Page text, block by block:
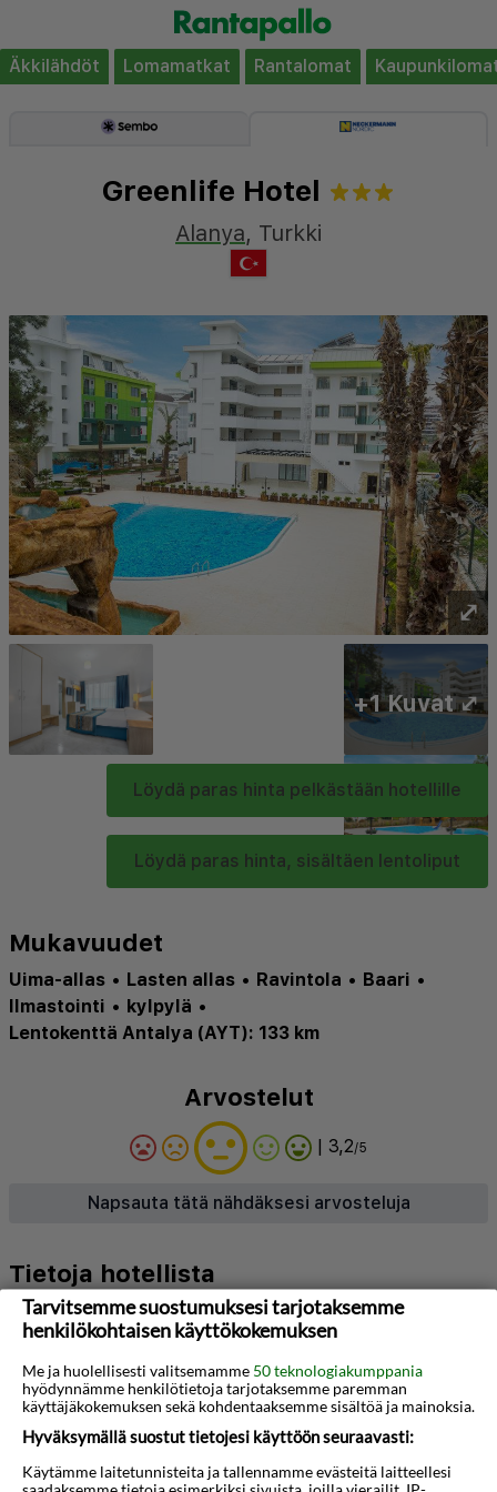
Äkkilähdöt Lomamatkat Rantalomat
Greenlife Hotel
Alanya, Turkki
⤢
Löydä paras hinta pelkästään hotellille
Löydä paras hinta, sisältäen lentoliput
+1 Kuvat ⤢
Mukavuudet
Uima-allas • Lasten allas • Ravintola • Baari •
Ilmastointi • kylpylä •
Lentokenttä Antalya (AYT): 133 km
Arvostelut
| 3,2/5
Napsauta tätä nähdäksesi arvosteluja
Tietoja hotellista
Tosmurissa, rauhallisen Kestelin alueen rajalla ja
aivan Alanyan keskustan itäpuolella, sijaitsee
miellyttävä All Inclusive -hotelli Greenlife. Täällä
majoitut rennossa ympäristössä vain muutaman
sadan metrin päässä rannalta täydellinen loma
perheen, ystävien, kumppanin kanssa tai yksin
Tarvitsemme suostumuksesi tarjotaksemme
henkilökohtaisen käyttökokemuksen
Me ja huolellisesti valitsemamme 50 teknologiakumppania
hyödynnämme henkilötietoja tarjotaksemme paremman
käyttäjäkokemuksen sekä kohdentaaksemme sisältöä ja mainoksia.
Hyväksymällä suostut tietojesi käyttöön seuraavasti:
Käytämme laitetunnisteita ja tallennamme evästeitä laitteellesi